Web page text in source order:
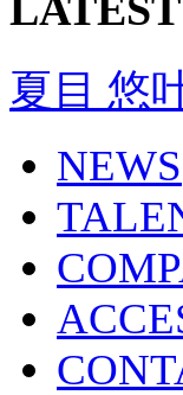
夏目 悠
NEWS